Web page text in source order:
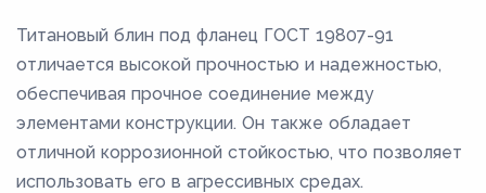
Титановый блин под фланец ГОСТ 19807-91
отличается высокой прочностью и надежностью,
обеспечивая прочное соединение между
элементами конструкции. Он также обладает
отличной коррозионной стойкостью, что позволяет
использовать его в агрессивных средах.